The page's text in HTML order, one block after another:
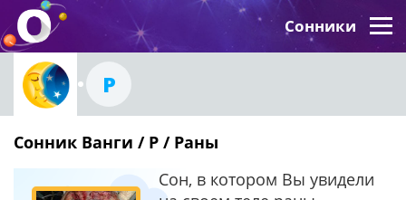
Сонники
Р
Сонник Ванги / Р / Раны
Сон, в котором Вы увидели